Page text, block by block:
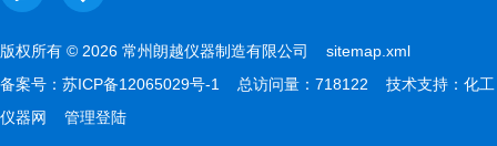
版权所有 © 2026 常州朗越仪器制造有限公司 sitemap.xml
备案号： 苏ICP备12065029号-1 总访问量：718122 技术支持： 化工
仪器网
管理登陆